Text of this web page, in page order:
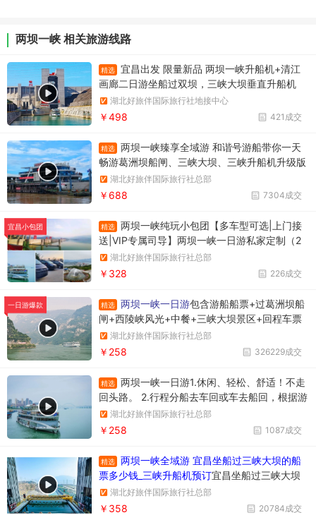
两坝一峡 相关旅游线路
精选
宜昌出发 限量新品 两坝一峡升船机+清江
画廊二日游坐船过双坝，三峡大坝垂直升船机
+葛洲坝船闸，游清江百里画廊
湖北好旅伴国际旅行社地接中心
421成交
￥498
精选
两坝一峡臻享全域游 和谐号游船带你一天
畅游葛洲坝船闸、三峡大坝、三峡升船机升级版
两坝一峡，升级版两坝一峡全域游，两坝一峡PL
US版本
湖北好旅伴国际旅行社总部
7304成交
￥688
宜昌小包团 精选
两坝一峡纯玩小包团【多车型可选|上门接
送|VIP专属司导】两坝一峡一日游私家定制（2
人起订）+1单1团+不拼车+往返接送+观三峡大
坝过葛洲坝游西陵峡
湖北好旅伴国际旅行社总部
226成交
￥328
一日游爆款 精选 两坝一峡一日游包含游船船票+过葛洲坝船
闸+西陵峡风光+中餐+三峡大坝景区+回程车票
湖北好旅伴国际旅行社总部
326229成交
￥258
精选
两坝一峡一日游1.休闲、轻松、舒适！不走
回头路。 2.行程分船去车回或车去船回，根据游
船停泊所在位置确定。车去船回时上午游览三峡
大坝，下午游览西陵峡大峡谷。行程调整先后顺
湖北好旅伴国际旅行社总部
1087成交
￥258
精选
两坝一峡全域游 宜昌坐船过三峡大坝的船
票多少钱_三峡升船机预订宜昌坐船过三峡大坝
升船机一日游358元/人，一天时间坐船过两个
坝，葛洲坝和三峡大坝。
湖北好旅伴国际旅行社总部
20784成交
￥358